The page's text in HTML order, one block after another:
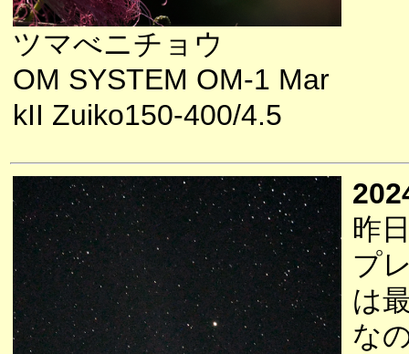
ツマべニチョウ
OM SYSTEM OM-1 Mar
kII Zuiko150-400/4.5
昨
プ
は
な